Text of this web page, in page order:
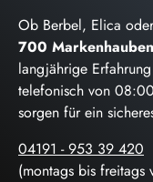
Ob Berbel, Elica
700 Markenhauben
langjährige
telefonisch von
sorgen für ein
04191 - 953 39 420
(montags bis